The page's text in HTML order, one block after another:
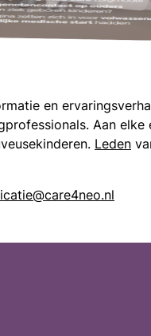
en
Aan
Leden